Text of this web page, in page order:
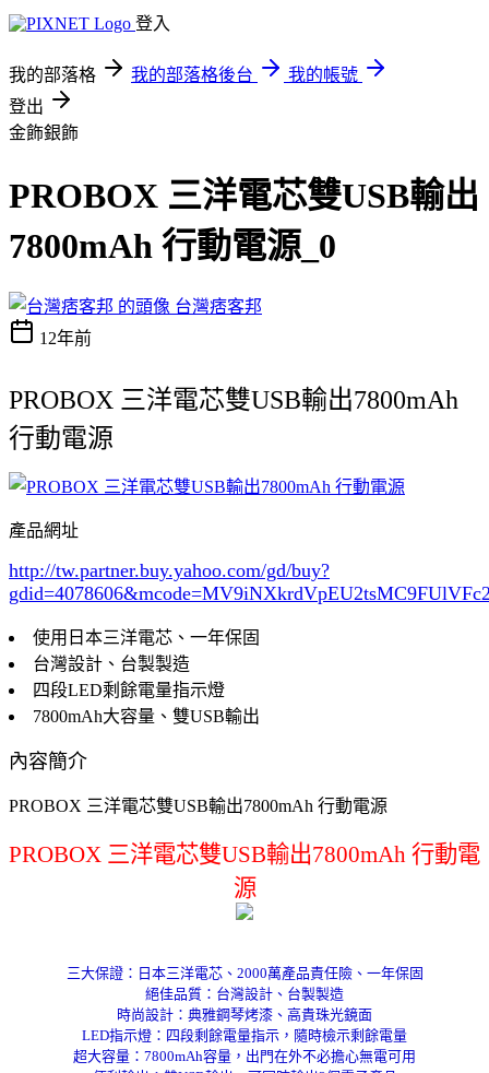
登入
我的部落格 我的部落格後台
我的帳號
登出
金飾銀飾
PROBOX 三洋電芯雙USB輸出
7800mAh 行動電源_0
台灣痞客邦
12年前
PROBOX 三洋電芯雙USB輸出7800mAh
行動電源
產品網址
http://tw.partner.buy.yahoo.com/gd/buy?
gdid=4078606
使用日本三洋電芯、一年保固
台灣設計、台製製造
四段LED剩餘電量指示燈
7800mAh大容量、雙USB輸出
內容簡介
PROBOX 三洋電芯雙USB輸出7800mAh 行動電源
PROBOX 三洋電芯雙USB輸出7800mAh 行動電
源
三大保證：日本三洋電芯、2000萬產品責任險、一年保固
絕佳品質：台灣設計、台製製造
時尚設計：典雅鋼琴烤漆、高貴珠光鏡面
LED指示燈：四段剩餘電量指示，隨時檢示剩餘電量
超大容量：7800mAh容量，出門在外不必擔心無電可用